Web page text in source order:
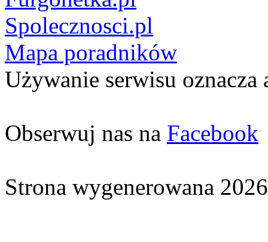
Spolecznosci.pl
Mapa poradników
Używanie serwisu oznacza
Obserwuj nas na Facebook
Strona wygenerowana